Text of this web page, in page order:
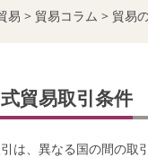
易 > 貿易コラム > 貿易
貿易取引条件
は、異なる国の間の取